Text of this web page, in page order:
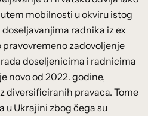
mobilnosti u okviru istog
radnika iz ex
zadovoljenje
doseljenicima i radnicima
novo od 2022. godine,
diversificiranih pravaca. Tome
u Ukrajini zbog čega su